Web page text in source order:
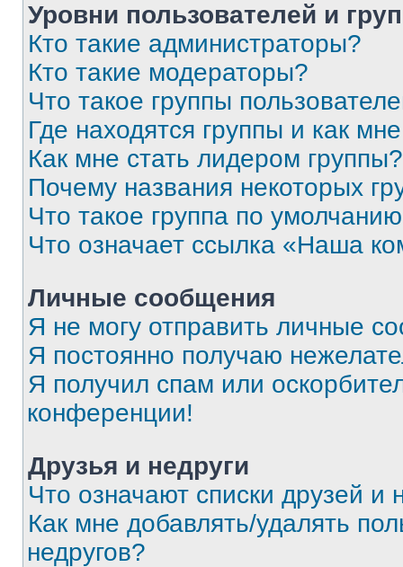
Уровни пользователей и
Кто такие администраторы?
Кто такие модераторы?
Что такое группы
Где находятся группы и как
Как мне стать лидером группы?
Почему названия некоторых
Что такое группа по
Что означает ссылка «Наша
Личные сообщения
Я не могу отправить личные
Я постоянно получаю
Я получил спам или
конференции!
Друзья и недруги
Что означают списки друзей и
Как мне добавлять/удалять
недругов?